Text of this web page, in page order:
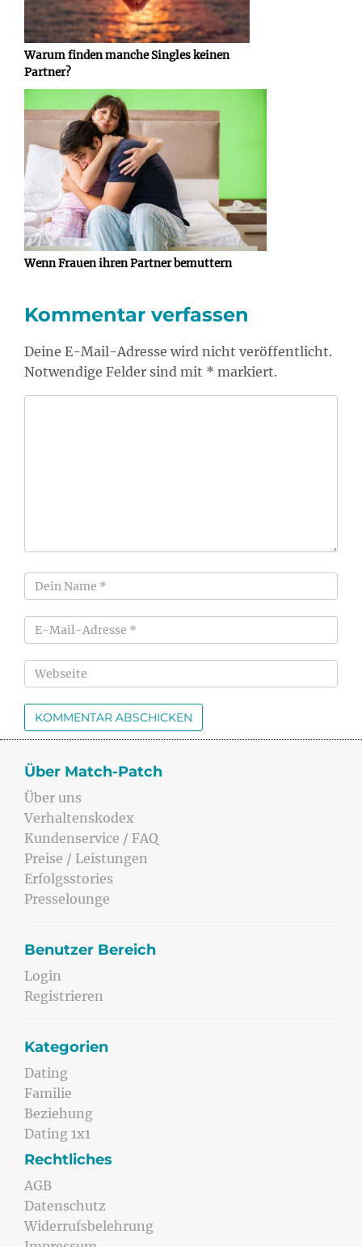
Warum finden manche Singles keinen
Partner?
Wenn Frauen ihren Partner bemuttern
Kommentar verfassen
Deine E-Mail-Adresse wird nicht veröffentlicht.
Notwendige Felder sind mit * markiert.
Über Match-Patch
Über uns
Verhaltenskodex
Kundenservice / FAQ
Preise / Leistungen
Erfolgsstories
Presselounge
Benutzer Bereich
Login
Registrieren
Kategorien
Dating
Familie
Beziehung
Dating 1x1
Rechtliches
AGB
Datenschutz
Widerrufsbelehrung